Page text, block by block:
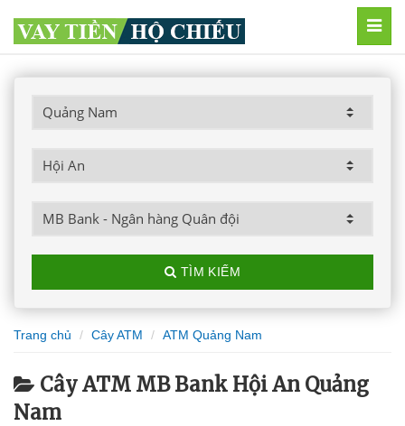
TÌM KIẾM
Trang chủ Cây ATM ATM Quảng Nam
Cây ATM MB Bank Hội An Quảng
Nam